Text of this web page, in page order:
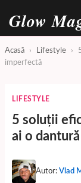
Glow
Acasă › Lifestyle ›
imperfectă
LIFESTYLE
5 soluții
ai o
Autor: Vlad